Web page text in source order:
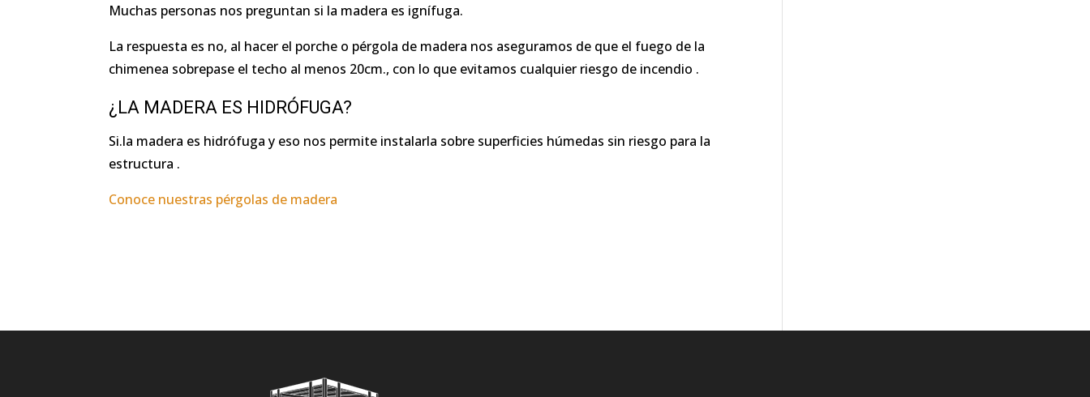
Muchas personas nos preguntan si la madera es ignífuga.
La respuesta es no, al hacer el porche o pérgola de madera nos aseguramos de que el fuego de la
chimenea sobrepase el techo al menos 20cm., con lo que evitamos cualquier riesgo de incendio .
¿LA MADERA ES HIDRÓFUGA?
Si.la madera es hidrófuga y eso nos permite instalarla sobre superficies húmedas sin riesgo para la
estructura .
Conoce nuestras pérgolas de madera